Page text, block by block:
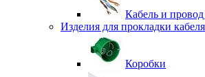
Кабель и провод
Изделия для прокладки
Коробки